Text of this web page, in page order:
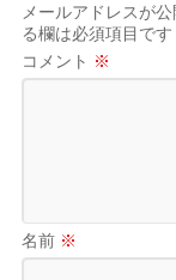
メールアドレスが
る欄は必須項目です
コメント ※
名前 ※